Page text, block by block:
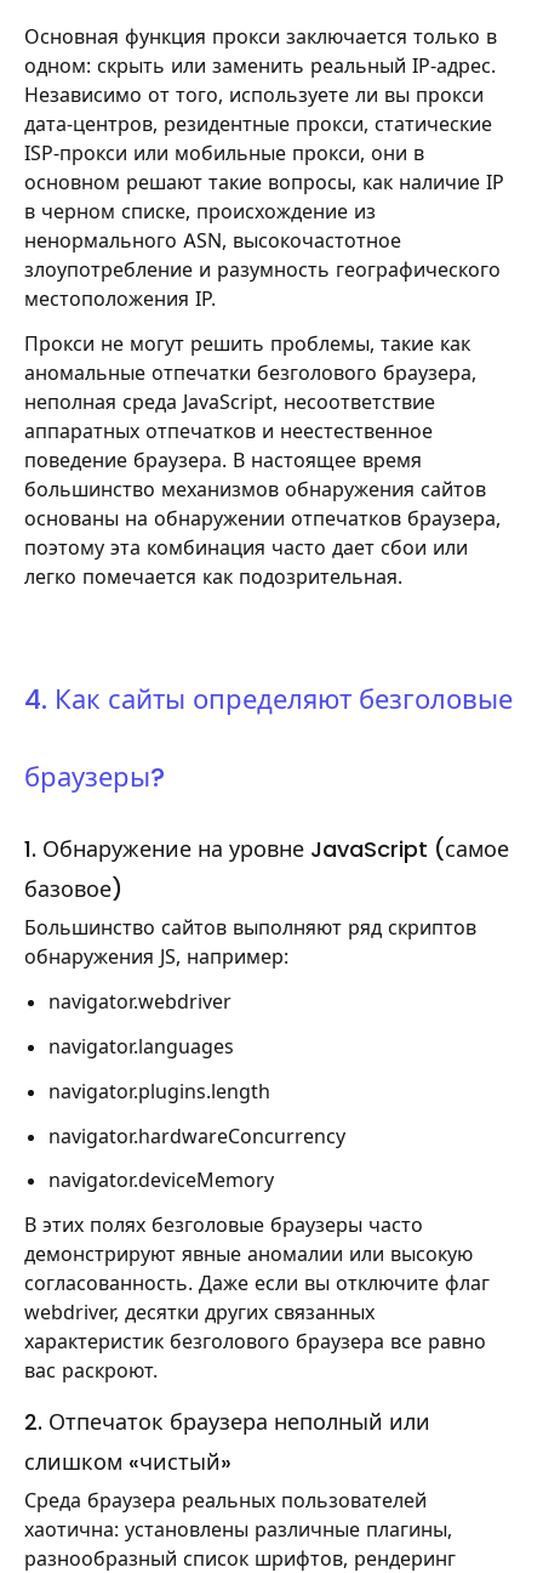
Основная функция прокси заключается только в
одном: скрыть или заменить реальный IP-адрес.
Независимо от того, используете ли вы прокси
дата-центров, резидентные прокси, статические
ISP-прокси или мобильные прокси, они в
основном решают такие вопросы, как наличие IP
в черном списке, происхождение из
ненормального ASN, высокочастотное
злоупотребление и разумность географического
местоположения IP.
Прокси не могут решить проблемы, такие как
аномальные отпечатки безголового браузера,
неполная среда JavaScript, несоответствие
аппаратных отпечатков и неестественное
поведение браузера. В настоящее время
большинство механизмов обнаружения сайтов
основаны на обнаружении отпечатков браузера,
поэтому эта комбинация часто дает сбои или
легко помечается как подозрительная.
4. Как сайты определяют безголовые
браузеры?
1. Обнаружение на уровне JavaScript (самое
базовое)
Большинство сайтов выполняют ряд скриптов
обнаружения JS, например:
navigator.webdriver
navigator.languages
navigator.plugins.length
navigator.hardwareConcurrency
navigator.deviceMemory
В этих полях безголовые браузеры часто
демонстрируют явные аномалии или высокую
согласованность. Даже если вы отключите флаг
webdriver, десятки других связанных
характеристик безголового браузера все равно
вас раскроют.
2. Отпечаток браузера неполный или
слишком «чистый»
Среда браузера реальных пользователей
хаотична: установлены различные плагины,
разнообразный список шрифтов, рендеринг